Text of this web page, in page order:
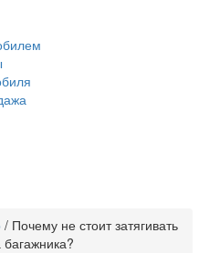
/ Почему не стоит затягивать